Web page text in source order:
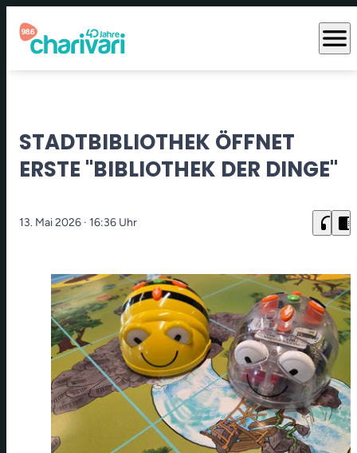
menu
STADTBIBLIOTHEK ÖFFNET
ERSTE "BIBLIOTHEK DER DINGE"
13. Mai 2026 · 16:36 Uhr headphones chrome_reader_mode